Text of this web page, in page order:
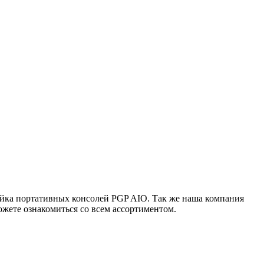
портативных консолей PGP AIO. Так же наша компания
ознакомиться со всем ассортиментом.